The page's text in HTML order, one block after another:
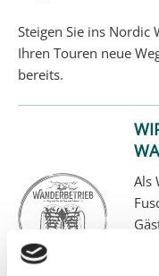
Steigen Sie ins Nordic
Ihren Touren neue
bereits.
Als